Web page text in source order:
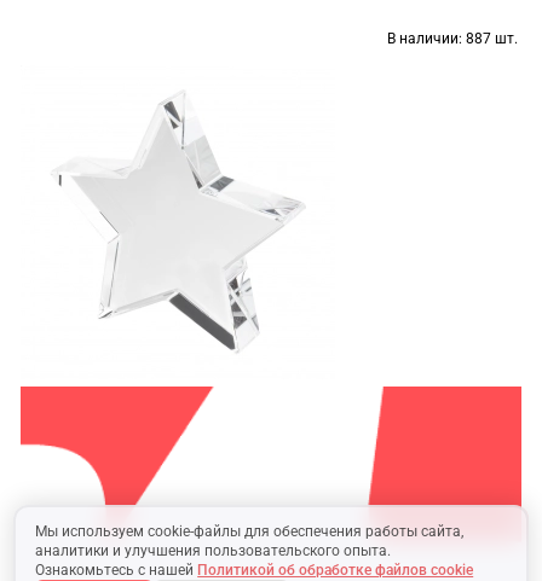
Мы используем cookie-файлы для обеспечения работы сайта,
аналитики и улучшения пользовательского опыта.
Ознакомьтесь с нашей Политикой об обработке файлов cookie
В наличии: 887 шт.